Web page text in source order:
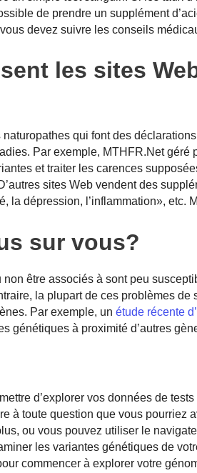
de prendre un supplément
devez suivre les conseils
les sites
qui font des
Par exemple, MTHFR.Net géré
et traiter les carences
sites Web vendent des
la dépression, l’inflammation», etc.
sur vous?
non être associés à sont peu
la plupart de ces problèmes de
Par exemple, un étude récente
génétiques à proximité d’autres
d’explorer vos données de
à toute question que vous pourriez
ou vous pouvez utiliser le
les variantes génétiques de
commencer à explorer votre